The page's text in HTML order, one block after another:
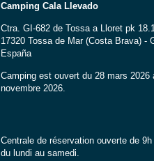
Camping Cala Llevado
Ctra. GI-682 de Tossa a Lloret pk
17320 Tossa de Mar (Costa Brava) -
España
Camping est ouvert du 28 mars 2026
novembre 2026.
Centrale de réservation ouverte de 9h
du lundi au samedi.